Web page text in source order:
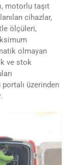
motorlu taşıt
cihazlar,
ölçüleri,
olmayan
ve stok
üzerinden